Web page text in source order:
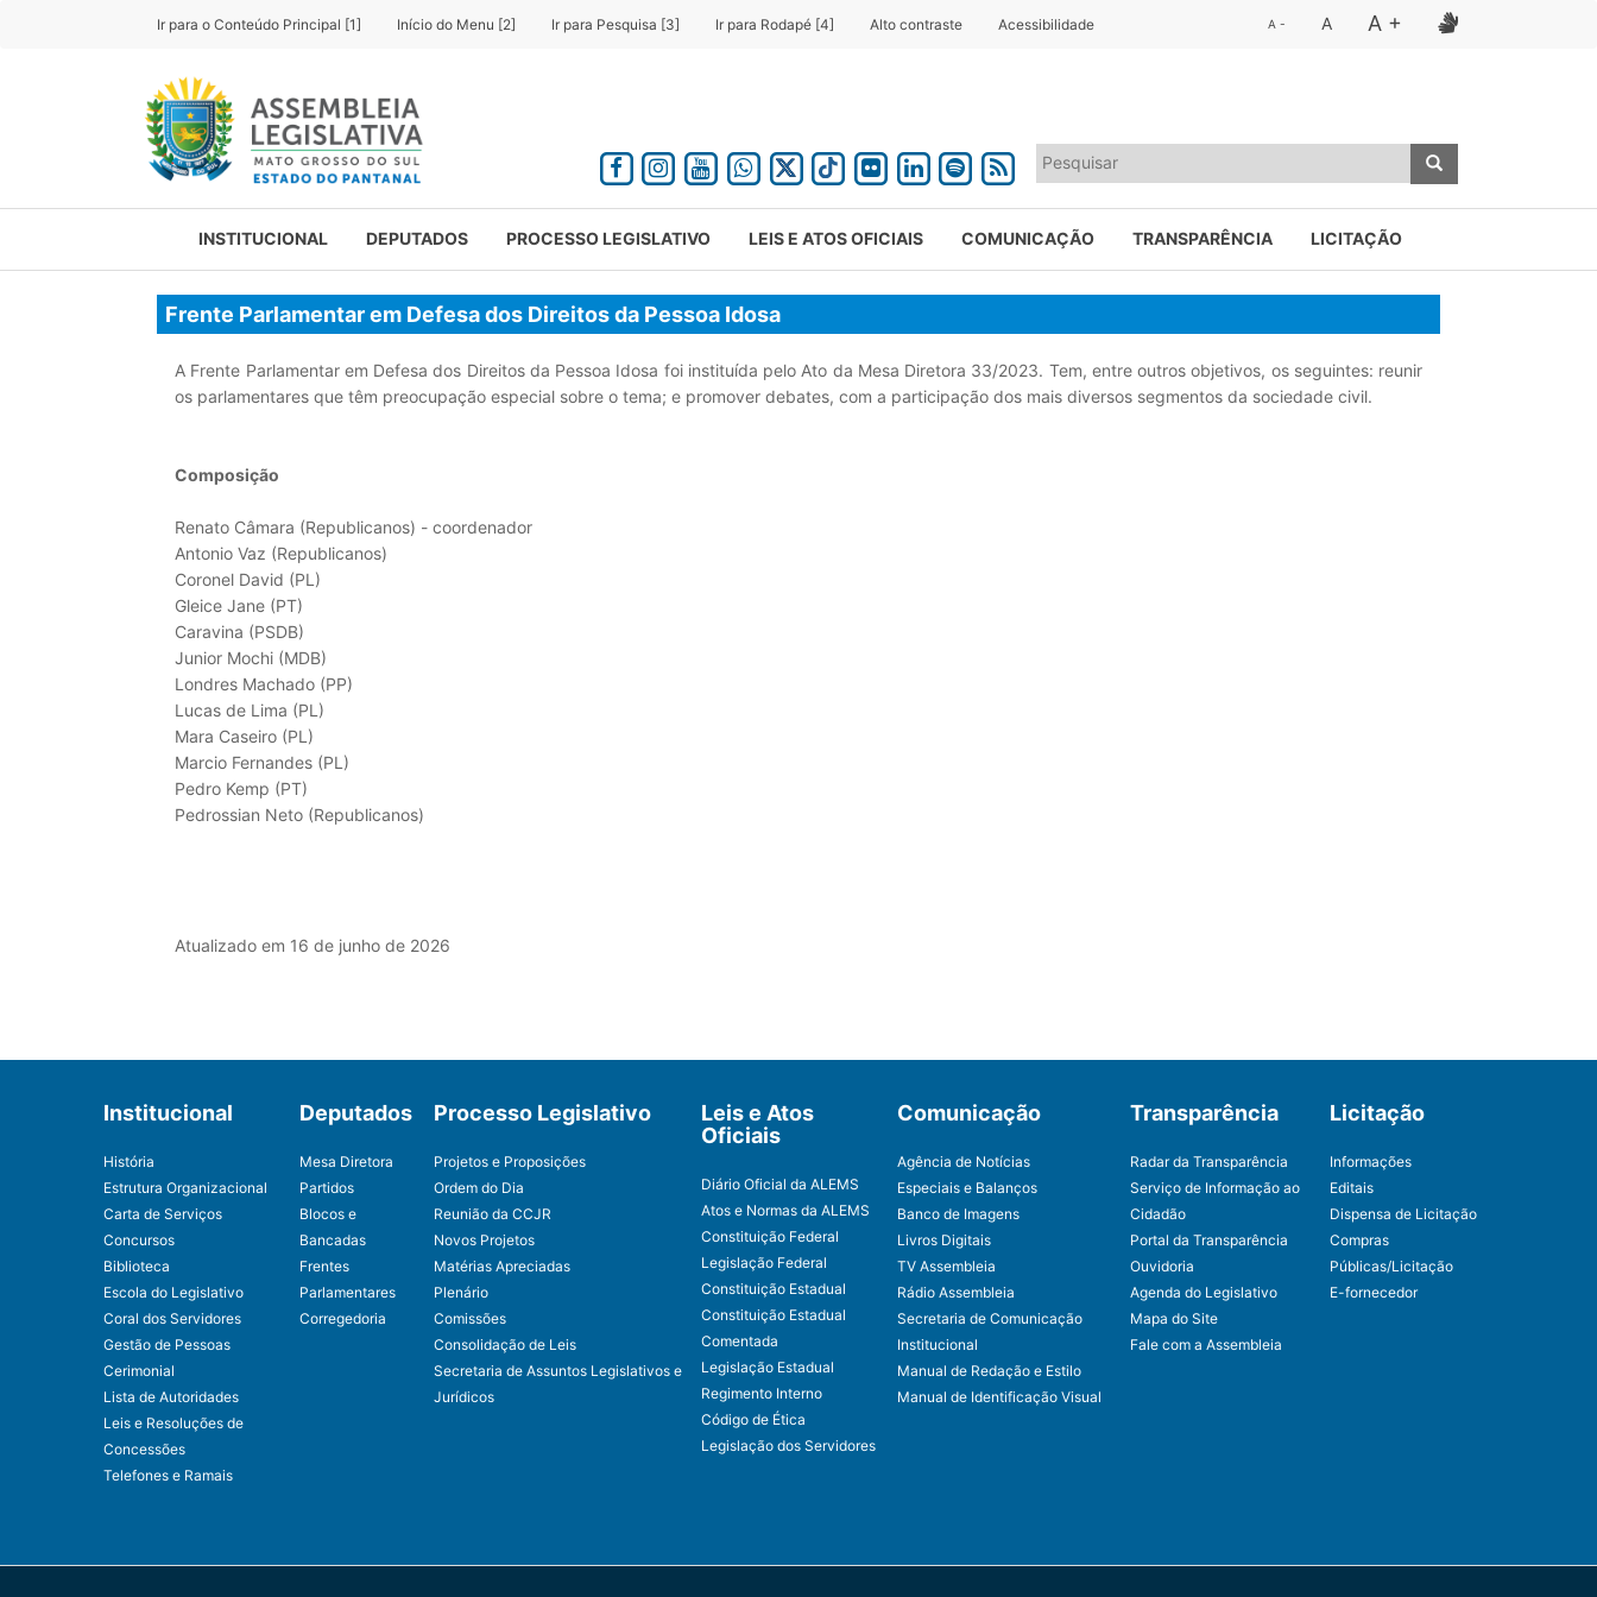
Ir para o Conteúdo Principal [1] Início do Menu [2] Ir para Pesquisa [3] Ir para Rodapé [4] Alto contraste Acessibilidade A - A A +
INSTITUCIONAL DEPUTADOS PROCESSO LEGISLATIVO LEIS E ATOS OFICIAIS COMUNICAÇÃO TRANSPARÊNCIA LICITAÇÃO
Frente Parlamentar em Defesa dos Direitos da Pessoa Idosa
A Frente Parlamentar em Defesa dos Direitos da Pessoa Idosa foi instituída pelo Ato da Mesa Diretora 33/2023. Tem, entre outros objetivos, os seguintes: reunir
os parlamentares que têm preocupação especial sobre o tema; e promover debates, com a participação dos mais diversos segmentos da sociedade civil.
Composição
Renato Câmara (Republicanos) - coordenador
Antonio Vaz (Republicanos)
Coronel David (PL)
Gleice Jane (PT)
Caravina (PSDB)
Junior Mochi (MDB)
Londres Machado (PP)
Lucas de Lima (PL)
Mara Caseiro (PL)
Marcio Fernandes (PL)
Pedro Kemp (PT)
Pedrossian Neto (Republicanos)
Atualizado em 16 de junho de 2026
Institucional
História
Estrutura Organizacional
Carta de Serviços
Concursos
Biblioteca
Escola do Legislativo
Coral dos Servidores
Gestão de Pessoas
Cerimonial
Lista de Autoridades
Leis e Resoluções de
Concessões
Telefones e Ramais
Deputados
Mesa Diretora
Partidos
Blocos e
Bancadas
Frentes
Parlamentares
Corregedoria
Processo Legislativo
Projetos e Proposições
Ordem do Dia
Reunião da CCJR
Novos Projetos
Matérias Apreciadas
Plenário
Comissões
Consolidação de Leis
Secretaria de Assuntos Legislativos e
Jurídicos
Leis e Atos
Oficiais
Diário Oficial da ALEMS
Atos e Normas da ALEMS
Constituição Federal
Legislação Federal
Constituição Estadual
Constituição Estadual
Comentada
Legislação Estadual
Regimento Interno
Código de Ética
Legislação dos Servidores
Comunicação
Agência de Notícias
Especiais e Balanços
Banco de Imagens
Livros Digitais
TV Assembleia
Rádio Assembleia
Secretaria de Comunicação
Institucional
Manual de Redação e Estilo
Manual de Identificação Visual
Transparência
Radar da Transparência
Serviço de Informação ao
Cidadão
Portal da Transparência
Ouvidoria
Agenda do Legislativo
Mapa do Site
Fale com a Assembleia
Licitação
Informações
Editais
Dispensa de Licitação
Compras
Públicas/Licitação
E-fornecedor